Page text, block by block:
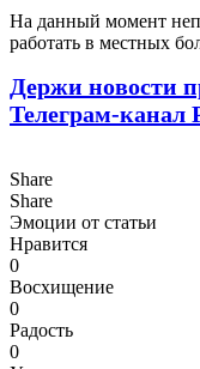
На данный момент
работать в местных
Держи новости
Телеграм-канал
Share
Share
Эмоции от статьи
Нравится
0
Восхищение
0
Радость
0